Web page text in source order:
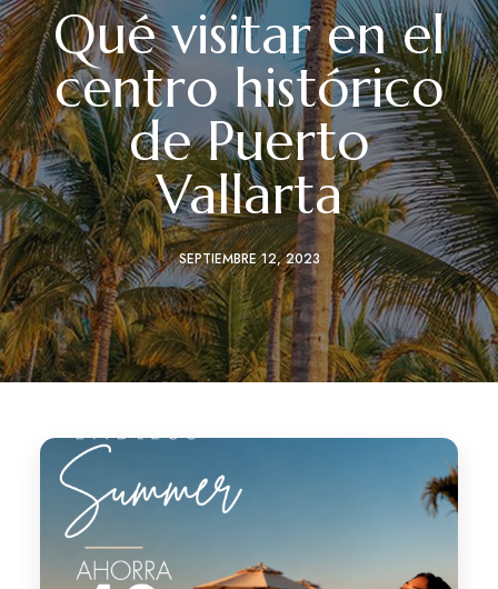
Qué visitar en el
centro histórico
de Puerto
Vallarta
SEPTIEMBRE 12, 2023